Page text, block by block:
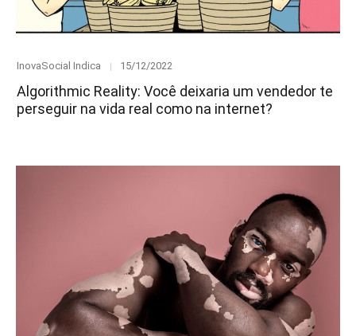
Category
InovaSocial Indica
Posted
15/12/2022
Algorithmic Reality: Você deixaria um vendedor te
perseguir na vida real como na internet?